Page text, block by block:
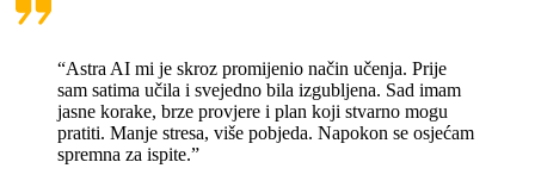
“Astra AI mi je skroz promijenio način učenja. Prije
sam satima učila i svejedno bila izgubljena. Sad imam
jasne korake, brze provjere i plan koji stvarno mogu
pratiti. Manje stresa, više pobjeda. Napokon se osjećam
spremna za ispite.”